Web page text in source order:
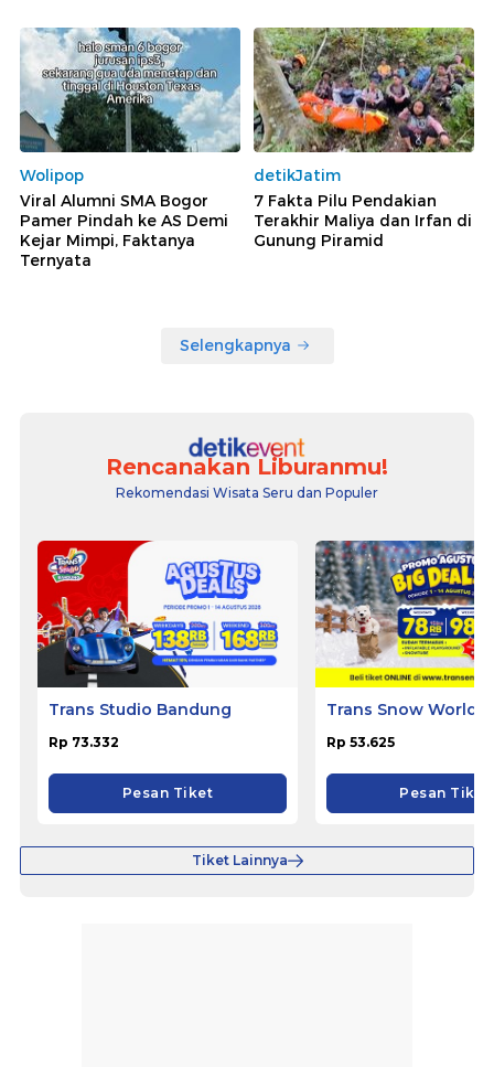
Wolipop
Viral Alumni SMA Bogor
Pamer Pindah ke AS Demi
Kejar Mimpi, Faktanya
Ternyata
detikJatim
7 Fakta Pilu Pendakian
Terakhir Maliya dan Irfan di
Gunung Piramid
Selengkapnya
Rencanakan Liburanmu!
Rekomendasi Wisata Seru dan Populer
Trans Studio Bandung
Rp 73.332
Pesan Tiket
Trans Snow World
Rp 53.625
Pesan Tiket
Tiket Lainnya